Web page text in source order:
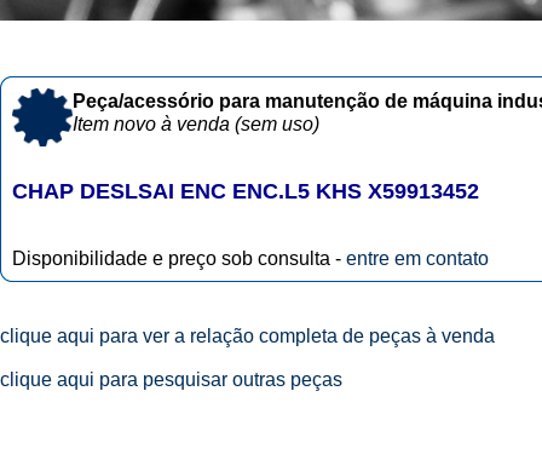
Peça/acessório para manutenção de máquina
Item novo à venda (sem uso)
CHAP DESLSAI ENC ENC.L5 KHS X59913452
Disponibilidade e preço sob consulta - entre em contato
clique aqui para ver a relação completa de peças à venda
clique aqui para pesquisar outras peças